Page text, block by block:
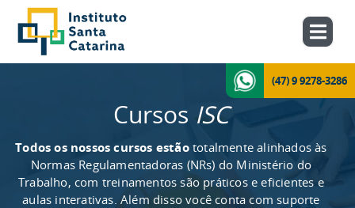
(47) 9 9278-3286
Cursos ISC
Todos os nossos cursos estãototalmente alinhados às
Normas Regulamentadoras (NRs) do Ministério do
Trabalho, com treinamentos são práticos e eficientes e
aulas interativas. Além disso você conta com suporte